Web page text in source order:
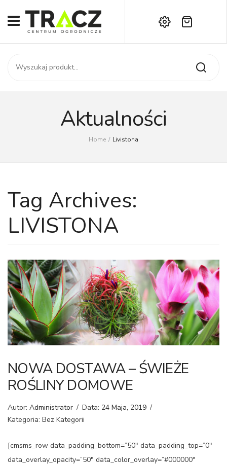
START
SKLEP
Kontakt
Brak produktów w koszyku.
Aktualności
Home / Livistona
Tag Archives:
LIVISTONA
NOWA DOSTAWA – ŚWIEŻE
ROŚLINY DOMOWE
Autor: Administrator / Data: 24 Maja, 2019 /
Kategoria: Bez Kategorii
[cmsms_row data_padding_bottom=”50″ data_padding_top=”0″
data_overlay_opacity=”50″ data_color_overlay=”#000000″